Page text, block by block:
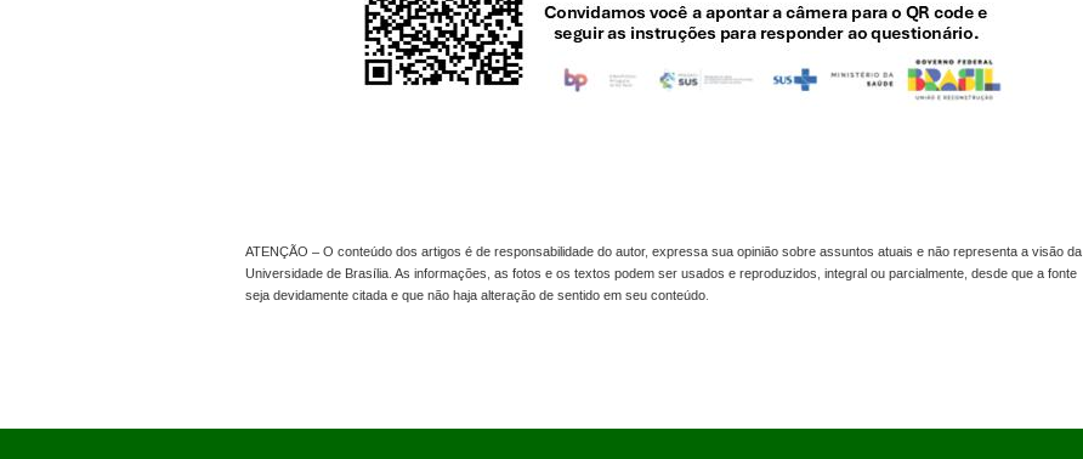
ATENÇÃO – O conteúdo dos artigos é de responsabilidade do autor, expressa sua opinião sobre assuntos atuais e não representa a visão da
Universidade de Brasília. As informações, as fotos e os textos podem ser usados e reproduzidos, integral ou parcialmente, desde que a fonte
seja devidamente citada e que não haja alteração de sentido em seu conteúdo.